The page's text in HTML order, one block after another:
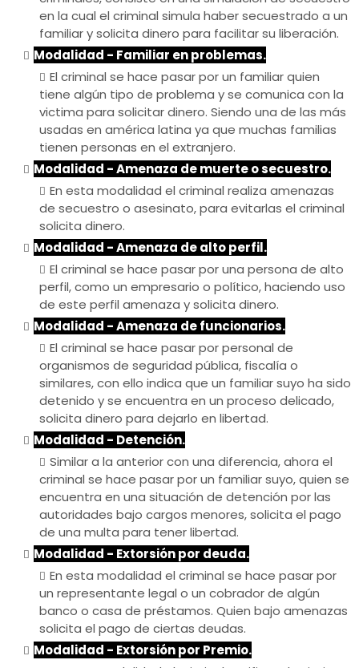
en la cual el criminal simula haber secuestrado a un
familiar y solicita dinero para facilitar su liberación.
Modalidad - Familiar en problemas.
El criminal se hace pasar por un familiar quien
tiene algún tipo de problema y se comunica con la
victima para solicitar dinero. Siendo una de las más
usadas en américa latina ya que muchas familias
tienen personas en el extranjero.
Modalidad - Amenaza de muerte o secuestro.
En esta modalidad el criminal realiza amenazas
de secuestro o asesinato, para evitarlas el criminal
solicita dinero.
Modalidad - Amenaza de alto perfil.
El criminal se hace pasar por una persona de alto
perfil, como un empresario o político, haciendo uso
de este perfil amenaza y solicita dinero.
Modalidad - Amenaza de funcionarios.
El criminal se hace pasar por personal de
organismos de seguridad pública, fiscalía o
similares, con ello indica que un familiar suyo ha sido
detenido y se encuentra en un proceso delicado,
solicita dinero para dejarlo en libertad.
Modalidad - Detención.
Similar a la anterior con una diferencia, ahora el
criminal se hace pasar por un familiar suyo, quien se
encuentra en una situación de detención por las
autoridades bajo cargos menores, solicita el pago
de una multa para tener libertad.
Modalidad - Extorsión por deuda.
En esta modalidad el criminal se hace pasar por
un representante legal o un cobrador de algún
banco o casa de préstamos. Quien bajo amenazas
solicita el pago de ciertas deudas.
Modalidad - Extorsión por Premio.